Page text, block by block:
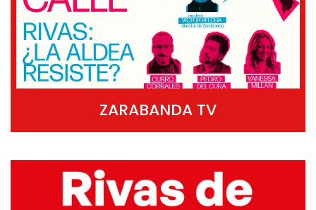
ZARABANDA TV